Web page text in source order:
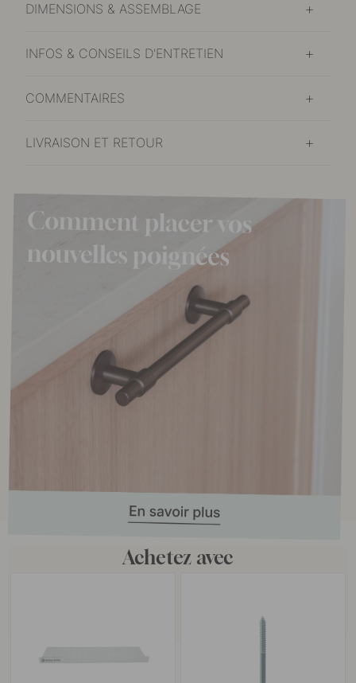
DIMENSIONS & ASSEMBLAGE
INFOS & CONSEILS D'ENTRETIEN
COMMENTAIRES
LIVRAISON ET RETOUR
Achetez avec